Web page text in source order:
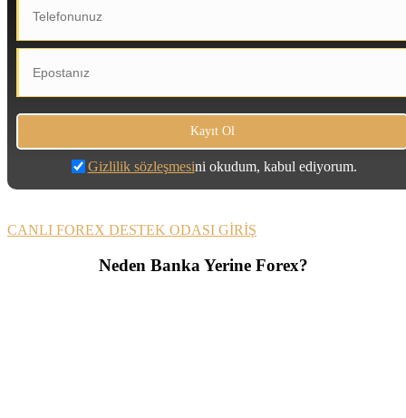
Gizlilik sözleşmesini okudum, kabul ediyorum.
CANLI FOREX DESTEK ODASI GİRİŞ
Neden Banka Yerine Forex?